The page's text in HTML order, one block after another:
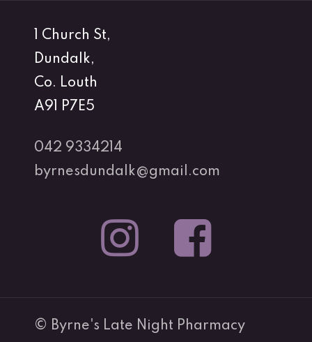
1 Church St,
Dundalk,
Co. Louth
A91 P7E5
042 9334214
byrnesdundalk@gmail.com
© Byrne's Late Night Pharmacy